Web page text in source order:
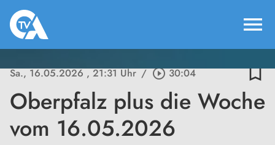
menu
Sa., 16.05.2026, 21:31 Uhr / play_circle_outline30:04 bookmark_border
Oberpfalz plus die Woche
vom 16.05.2026